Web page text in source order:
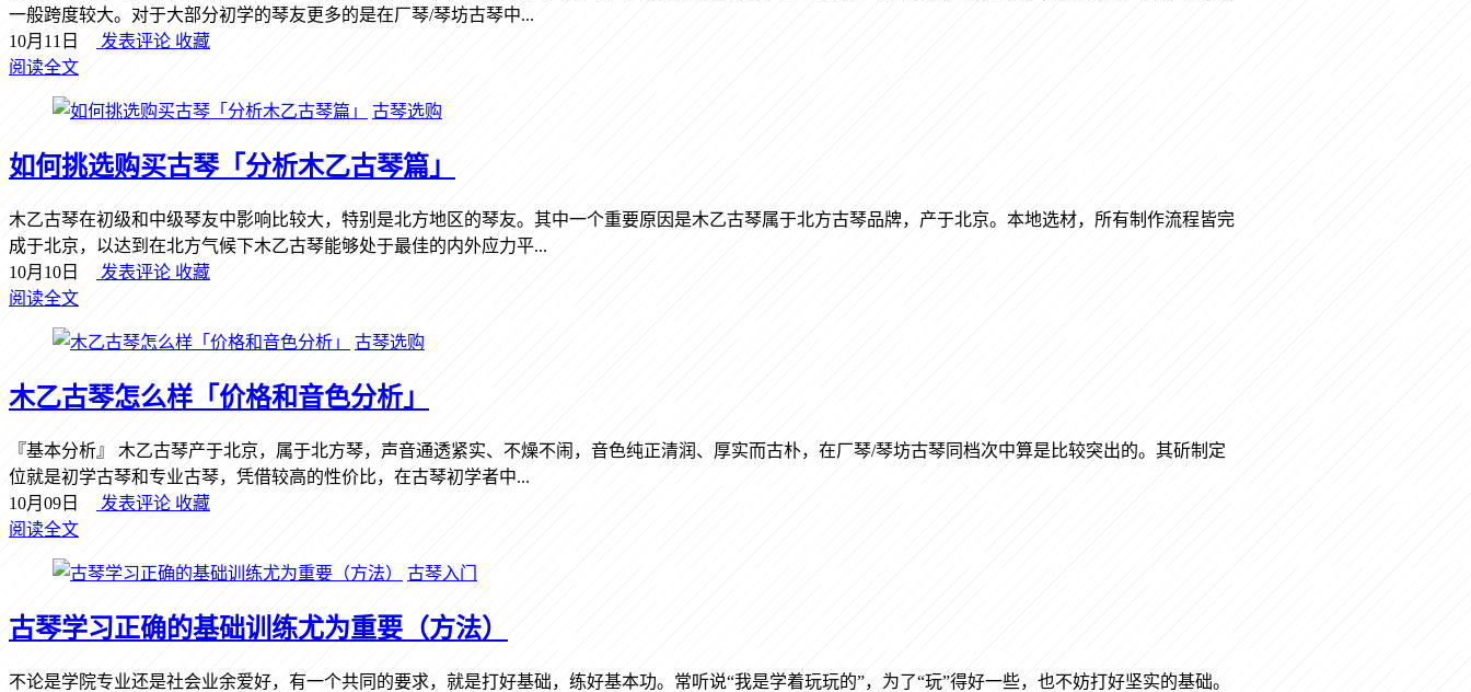
一般跨度较大。对于大部分初学的琴友更多的是在厂琴/琴坊古琴中...
10月11日
发表评论 收藏
阅读全文
古琴选购
如何挑选购买古琴「分析木乙古琴篇」
木乙古琴在初级和中级琴友中影响比较大，特别是北方地区的琴友。其中一个重要原因是木乙古琴属于北方古琴品牌，产于北京。本地选材，所有制作流程皆完
成于北京，以达到在北方气候下木乙古琴能够处于最佳的内外应力平...
10月10日
发表评论 收藏
阅读全文
古琴选购
木乙古琴怎么样「价格和音色分析」
『基本分析』 木乙古琴产于北京，属于北方琴，声音通透紧实、不燥不闹，音色纯正清润、厚实而古朴，在厂琴/琴坊古琴同档次中算是比较突出的。其斫制定
位就是初学古琴和专业古琴，凭借较高的性价比，在古琴初学者中...
10月09日
发表评论 收藏
阅读全文
古琴入门
古琴学习正确的基础训练尤为重要（方法）
不论是学院专业还是社会业余爱好，有一个共同的要求，就是打好基础，练好基本功。常听说“我是学着玩玩的”，为了“玩”得好一些，也不妨打好坚实的基础。